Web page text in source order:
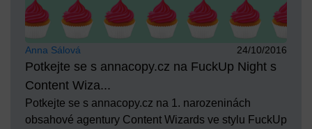
Anna Sálová 24/10/2016
Potkejte se s annacopy.cz na FuckUp Night s
Content Wiza...
Potkejte se s annacopy.cz na 1. narozeninách
obsahové agentury Content Wizards ve stylu FuckUp